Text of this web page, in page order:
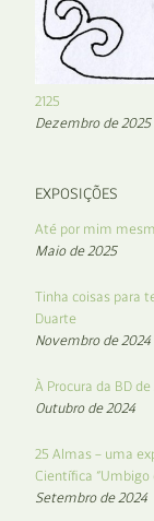
2125
Dezembro de 2025
EXPOSIÇÕES
Até por mim
Maio de 2025
Tinha coisas para
Duarte
Novembro de 2024
À Procura da BD de
Outubro de 2024
25 Almas – uma
Científica “Umbigo
Setembro de 2024